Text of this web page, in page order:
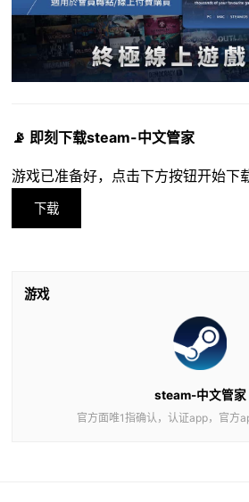
📡 即刻下载steam-中文管家
游戏已准备好，点击下方按钮开始下载
下载
游戏
steam-中文管家
官方面唯1指确认，认证app，官方